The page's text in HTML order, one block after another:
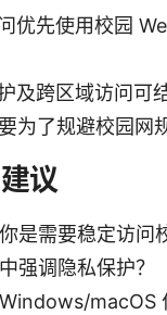
优先使用校园
及跨区域访问可
为了规避校园网
议
是需要稳定访问
强调隐私保护？
macOS